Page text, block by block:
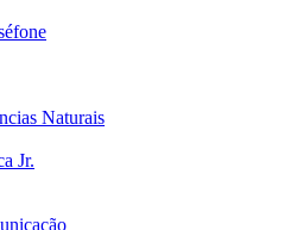
Naturais
Jr.